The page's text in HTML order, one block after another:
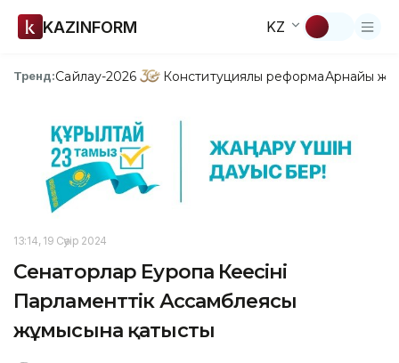
KAZINFORM KZ
Тренд:Сайлау-2026 Конституциялық реформаАрнайы
13:14, 19 Сәуір 2024
Сенаторлар Еуропа Кеңесінің
Парламенттік Ассамблеясы
жұмысына қатысты